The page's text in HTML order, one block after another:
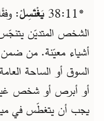
*11‏:38 يَغْتَسِلْ:
الشخص المتديّن
أشياء معيّنة. من ضمن
السوق أو الساحة
أو أبرص أو شخص غير
يجب أن يتغطّس في